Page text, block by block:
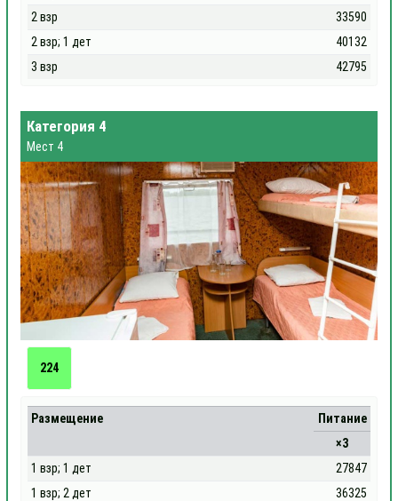
2 взр
33590
2 взр; 1 дет
40132
3 взр
42795
Категория 4
Мест 4
224
Размещение
Питание
×3
1 взр; 1 дет
27847
1 взр; 2 дет
36325